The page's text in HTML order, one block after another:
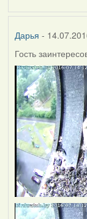
Дарья -
Гость